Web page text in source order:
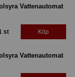
Vattenautomat
st Köp
Vattenautomat